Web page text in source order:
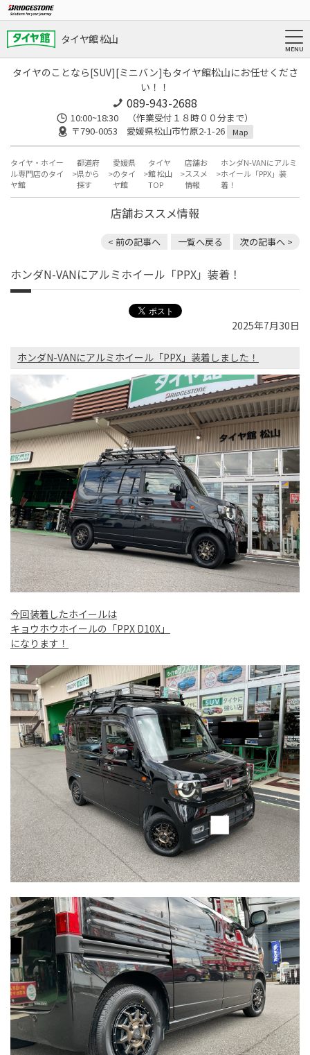
タイヤ館 松山
タイヤのことなら[SUV][ミニバン]もタイヤ館松山にお任せくださ
い！！
089-943-2688
10:00~18:30 （作業受付１８時００分まで）
〒790-0053 愛媛県松山市竹原2-1-26
Map
タイヤ・ホイー
ル専門店のタイ
ヤ館
都道府
県から
探す
愛媛県
のタイ
ヤ館
タイヤ
館 松山
TOP
店舗お
ススメ
情報
ホンダN-VANにアルミ
ホイール「PPX」装
着！
店舗おススメ情報
< 前の記事へ 一覧へ戻る 次の記事へ >
ホンダN-VANにアルミホイール「PPX」装着！
2025年7月30日
ホンダN-VANにアルミホイール「PPX」装着しました！
今回装着したホイールは
キョウホウホイールの「PPX D10X」
になります！